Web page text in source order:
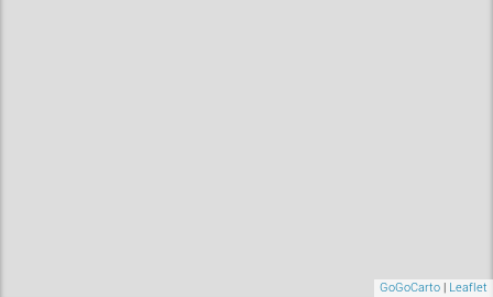
GoGoCarto | Leaflet